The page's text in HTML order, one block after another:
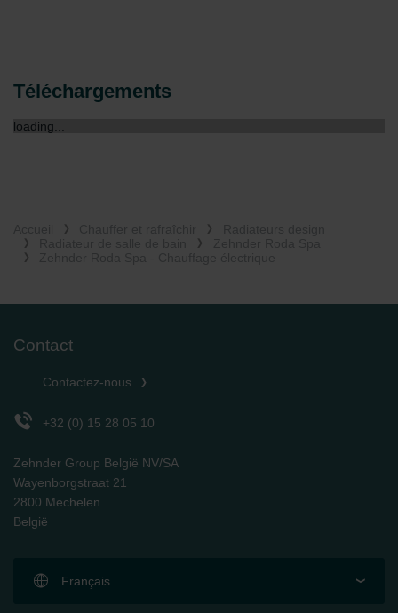
Téléchargements
loading...
Contact
Contactez-nous
+32 (0) 15 28 05 10
Zehnder Group België NV/SA
Wayenborgstraat 21
2800 Mechelen
België
Français